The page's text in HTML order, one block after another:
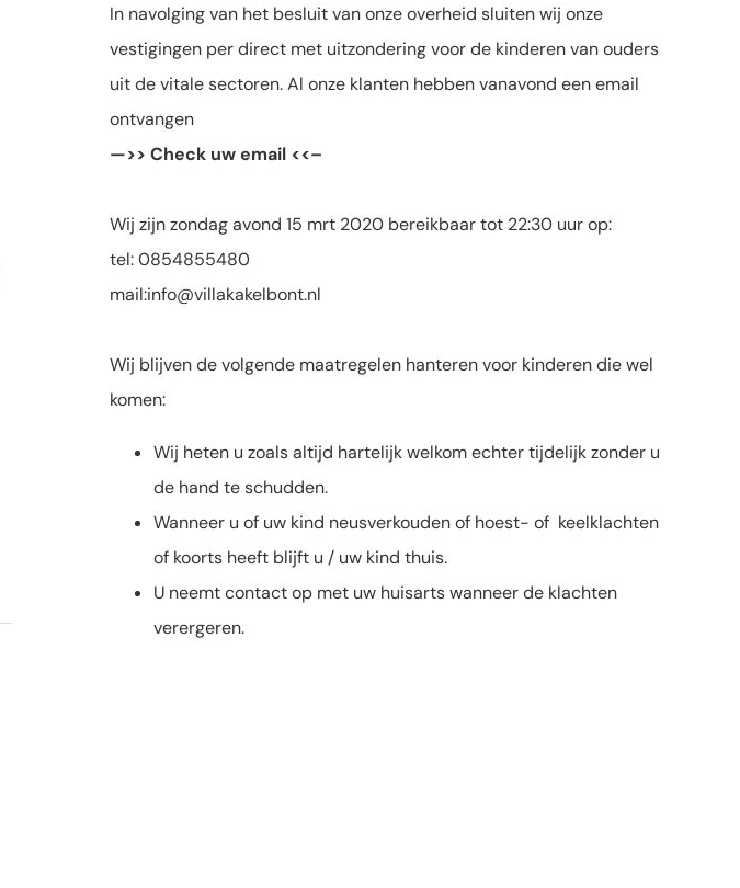
In navolging van het besluit van onze overheid sluiten wij onze
vestigingen per direct met uitzondering voor de kinderen van ouders
uit de vitale sectoren. Al onze klanten hebben vanavond een email
ontvangen
—>> Check uw email <<–
Wij zijn zondag avond 15 mrt 2020 bereikbaar tot 22:30 uur op:
tel: 0854855480
mail:info@villakakelbont.nl
Wij blijven de volgende maatregelen hanteren voor kinderen die wel
komen:
Wij heten u zoals altijd hartelijk welkom echter tijdelijk zonder u
de hand te schudden.
Wanneer u of uw kind neusverkouden of hoest- of keelklachten
of koorts heeft blijft u / uw kind thuis.
U neemt contact op met uw huisarts wanneer de klachten
verergeren.